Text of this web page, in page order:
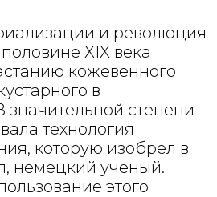
и революция
XIX века
кожевенного
в
степени
технология
которую изобрел в
немецкий ученый.
этого